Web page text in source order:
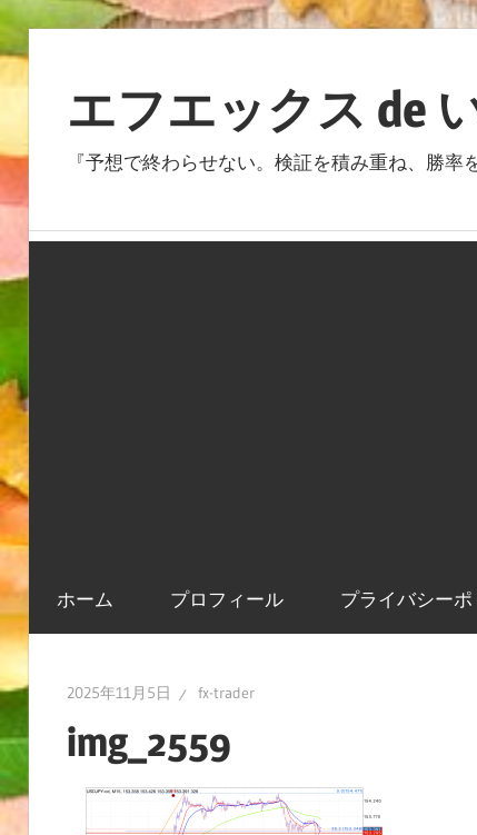
ツ
へ
ス
キ
エフエックス de
『予想で終わらせない。検証を積み重ね、勝率
ホーム プロフィール プライバシー
2025年11月5日 fx-trader
img_2559